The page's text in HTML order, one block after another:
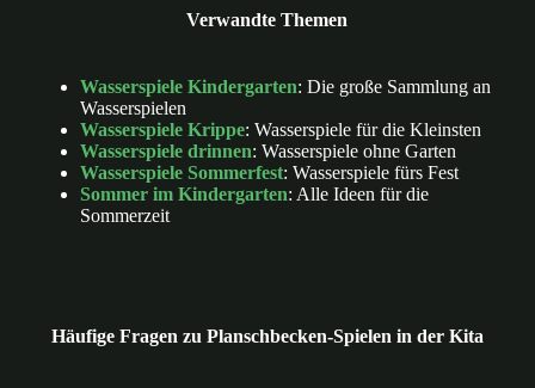
Verwandte Themen
Wasserspiele Kindergarten: Die große Sammlung an
Wasserspielen
Wasserspiele Krippe: Wasserspiele für die Kleinsten
Wasserspiele drinnen: Wasserspiele ohne Garten
Wasserspiele Sommerfest: Wasserspiele fürs Fest
Sommer im Kindergarten: Alle Ideen für die
Sommerzeit
Häufige Fragen zu Planschbecken-Spielen in der Kita